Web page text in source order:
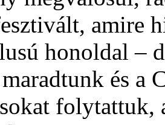
amire
honoldal –
és a
folytattuk,